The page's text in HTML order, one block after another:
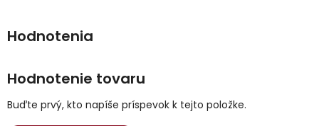
Hodnotenie tovaru
Buďte prvý, kto napíše príspevok k tejto položke.